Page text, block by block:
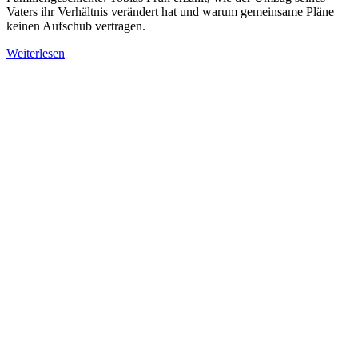
Vaters ihr Verhältnis verändert hat und warum gemeinsame Pläne
keinen Aufschub vertragen.
Weiterlesen